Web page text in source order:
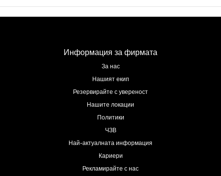
Информация за фирмата
За нас
Нашият екип
Резервирайте с увереност
Нашите локации
Политики
ЧЗВ
Най-актуалната информация
Кариери
Рекламирайте с нас